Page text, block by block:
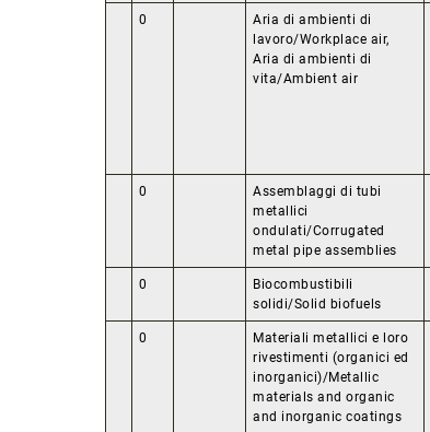
0
Aria di ambienti di
lavoro/Workplace air,
Aria di ambienti di
vita/Ambient air
0
Assemblaggi di tubi
metallici
ondulati/Corrugated
metal pipe assemblies
0
Biocombustibili
solidi/Solid biofuels
0
Materiali metallici e loro
rivestimenti (organici ed
inorganici)/Metallic
materials and organic
and inorganic coatings